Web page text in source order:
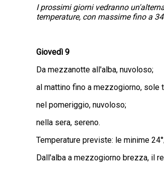
I prossimi giorni vedranno
temperature, con massime fino a
Giovedì 9
Da mezzanotte all'alba, nuvoloso;
al mattino fino a mezzogiorno, sole
nel pomeriggio, nuvoloso;
nella sera, sereno.
Temperature previste: le minime
Dall'alba a mezzogiorno brezza, il